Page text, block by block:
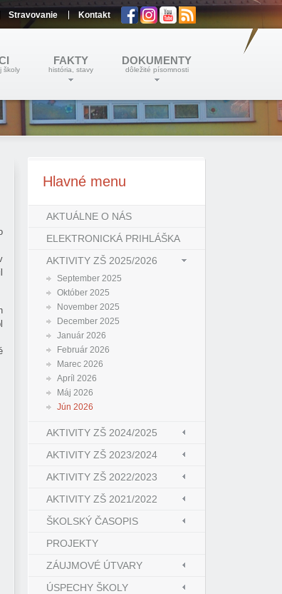
Stravovanie Kontakt
DOKUMENTY
dôležité písomnosti
FAKTY
história, stavy
školy
Hlavné menu
AKTUÁLNE O NÁS
ELEKTRONICKÁ PRIHLÁŠKA
AKTIVITY ZŠ 2025/2026
September 2025
Október 2025
November 2025
December 2025
Január 2026
Február 2026
Marec 2026
Apríl 2026
Máj 2026
Jún 2026
AKTIVITY ZŠ 2024/2025
AKTIVITY ZŠ 2023/2024
AKTIVITY ZŠ 2022/2023
AKTIVITY ZŠ 2021/2022
ŠKOLSKÝ ČASOPIS
PROJEKTY
ZÁUJMOVÉ ÚTVARY
ÚSPECHY ŠKOLY